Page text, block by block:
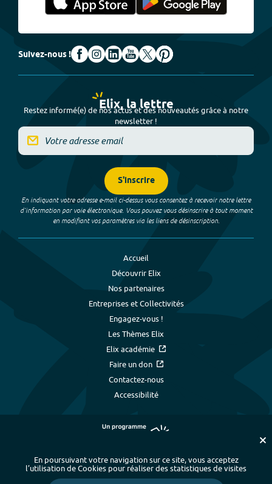
Suivez-nous !
Elix, la lettre
Restez informé(e) de nos actus et des nouveautés grâce à notre
newsletter !
S'inscrire
En indiquant votre adresse e-mail ci-dessus vous consentez à recevoir notre lettre
d’information par voie électronique. Vous pouvez vous désinscrire à tout moment
en modifiant vos paramètres via les liens de désinscription.
Accueil
Découvrir Elix
Nos partenaires
Entreprises et Collectivités
Engagez-vous !
Les Thèmes Elix
Elix académie
Faire un don
Contactez-nous
Accessibilité
Plan du site - Index alphabétique -
En poursuivant votre navigation sur ce site, vous acceptez
l’utilisation de Cookies pour réaliser des statistiques de visites